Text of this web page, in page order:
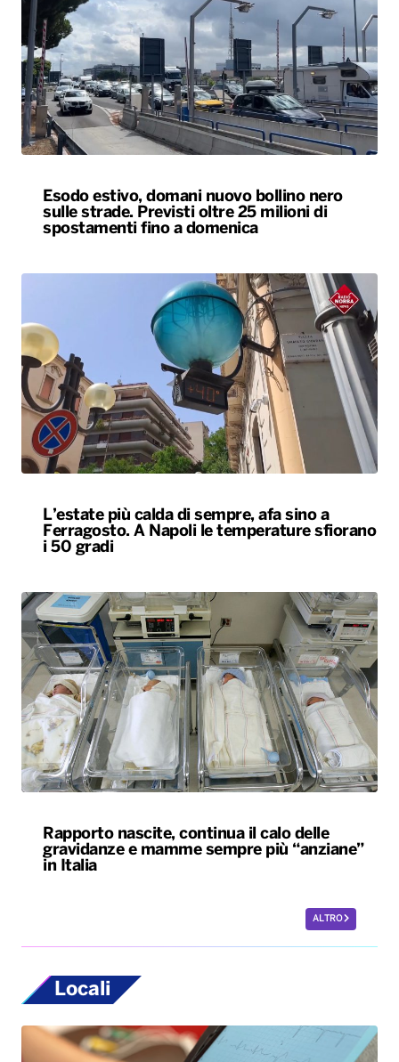
Esodo estivo, domani nuovo bollino nero
sulle strade. Previsti oltre 25 milioni di
spostamenti fino a domenica
L’estate più calda di sempre, afa sino a
Ferragosto. A Napoli le temperature sfiorano
i 50 gradi
Rapporto nascite, continua il calo delle
gravidanze e mamme sempre più “anziane”
in Italia
ALTRO
Locali